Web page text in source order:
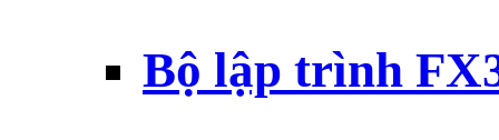
Bộ lập trình